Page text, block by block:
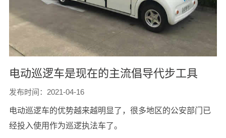
电动巡逻车是现在的主流倡导代步工具
发布时间：2021-04-16
电动巡逻车的优势越来越明显了，很多地区的公安部门已
经投入使用作为巡逻执法车了。